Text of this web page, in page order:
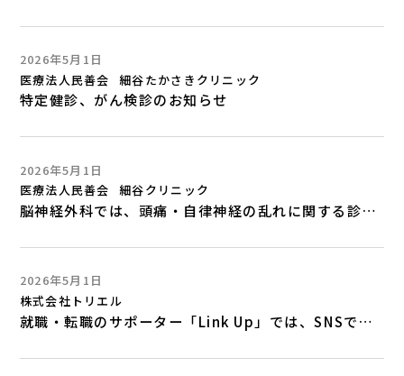
2026年5月1日
医療法人民善会
細谷たかさきクリニック
特定健診、がん検診のお知らせ
2026年5月1日
医療法人民善会
細谷クリニック
脳神経外科では、頭痛・自律神経の乱れに関する診察を行っています
2026年5月1日
株式会社トリエル
就職・転職のサポーター「Link Up」では、SNSでおすすめ求人等をご紹介中！